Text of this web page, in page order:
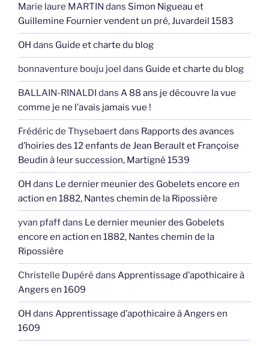
Marie laure MARTIN dans Simon Nigueau et
Guillemine Fournier vendent un pré, Juvardeil 1583
OH dans Guide et charte du blog
bonnaventure bouju joel dans Guide et charte du blog
BALLAIN-RINALDI dans A 88 ans je découvre la vue
comme je ne l’avais jamais vue !
Frédéric de Thysebaertdans Rapports des avances
d’hoiries des 12 enfants de Jean Berault et Françoise
Beudin à leur succession, Martigné 1539
OH dans Le dernier meunier des Gobelets encore en
action en 1882, Nantes chemin de la Ripossière
yvan pfaffdans Le dernier meunier des Gobelets
encore en action en 1882, Nantes chemin de la
Ripossière
Christelle Dupéré dans Apprentissage d’apothicaire à
Angers en 1609
OH dans Apprentissage d’apothicaire à Angers en
1609